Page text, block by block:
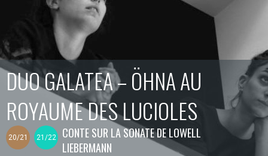
DUO GALATEA – ÖHNA AU
ROYAUME DES LUCIOLES
20/21 21/22
CONTE SUR LA SONATE DE LOWELL
LIEBERMANN